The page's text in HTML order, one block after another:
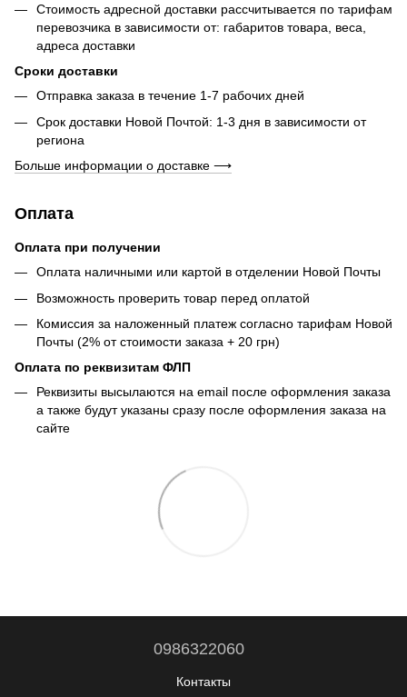
Стоимость адресной доставки рассчитывается по тарифам
перевозчика в зависимости от: габаритов товара, весa,
адреса доставки
Сроки доставки
Отправка заказа в течение 1-7 рабочих дней
Срок доставки Новой Почтой: 1-3 дня в зависимости от
региона
Больше информации о доставке ⟶
Оплата
Оплата при получении
Оплата наличными или картой в отделении Новой Почты
Возможность проверить товар перед оплатой
Комиссия за наложенный платеж согласно тарифам Новой
Почты (2% от стоимости заказа + 20 грн)
Оплата по реквизитам ФЛП
Реквизиты высылаются на email после оформления заказа
а также будут указаны сразу после оформления заказа на
сайте
0986322060
Контакты